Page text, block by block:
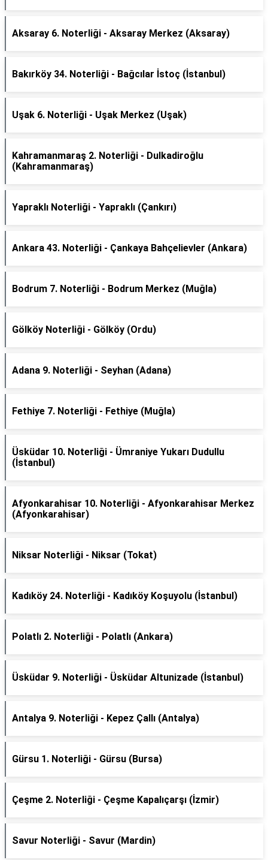
Aksaray 6. Noterliği - Aksaray Merkez (Aksaray)
Bakırköy 34. Noterliği - Bağcılar İstoç (İstanbul)
Uşak 6. Noterliği - Uşak Merkez (Uşak)
Kahramanmaraş 2. Noterliği - Dulkadiroğlu
(Kahramanmaraş)
Yapraklı Noterliği - Yapraklı (Çankırı)
Ankara 43. Noterliği - Çankaya Bahçelievler (Ankara)
Bodrum 7. Noterliği - Bodrum Merkez (Muğla)
Gölköy Noterliği - Gölköy (Ordu)
Adana 9. Noterliği - Seyhan (Adana)
Fethiye 7. Noterliği - Fethiye (Muğla)
Üsküdar 10. Noterliği - Ümraniye Yukarı Dudullu
(İstanbul)
Afyonkarahisar 10. Noterliği - Afyonkarahisar Merkez
(Afyonkarahisar)
Niksar Noterliği - Niksar (Tokat)
Kadıköy 24. Noterliği - Kadıköy Koşuyolu (İstanbul)
Polatlı 2. Noterliği - Polatlı (Ankara)
Üsküdar 9. Noterliği - Üsküdar Altunizade (İstanbul)
Antalya 9. Noterliği - Kepez Çallı (Antalya)
Gürsu 1. Noterliği - Gürsu (Bursa)
Çeşme 2. Noterliği - Çeşme Kapalıçarşı (İzmir)
Savur Noterliği - Savur (Mardin)